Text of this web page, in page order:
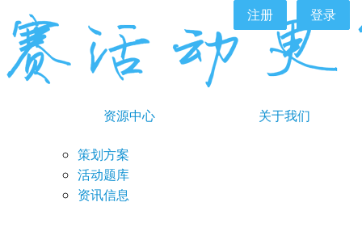
注册 登录
资源中心
策划方案
活动题库
资讯信息
关于我们